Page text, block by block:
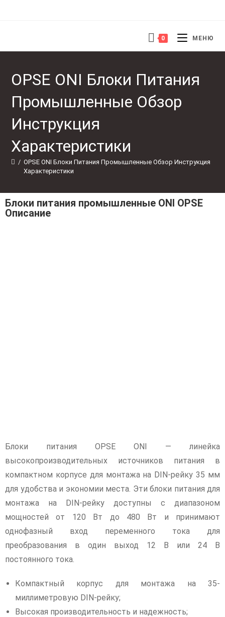
0 МЕНЮ
OPSE ONI Блоки Питания
Промышленные Обзор
Инструкция
Характеристики
/ OPSE ONI Блоки Питания Промышленные Обзор Инструкция
Характеристики
Блоки питания промышленные ONI OPSE
Описание
Блоки питания OPSE ONI — линейка
высокопроизводительных источников питания в
компактном корпусе для монтажа на DIN-рейку 35 мм
для удобства и экономии места. Эти блоки питания для
монтажа на DIN-рейку доступны с диапазоном
мощностей от 120 Вт до 480 Вт и принимают
однофазный вход переменного тока для
преобразования в один выход 12 В или 24 В
постоянного тока.
Компактный корпус для монтажа на 35-
миллиметровую DIN-рейку;
Высокая производительность и надежность;